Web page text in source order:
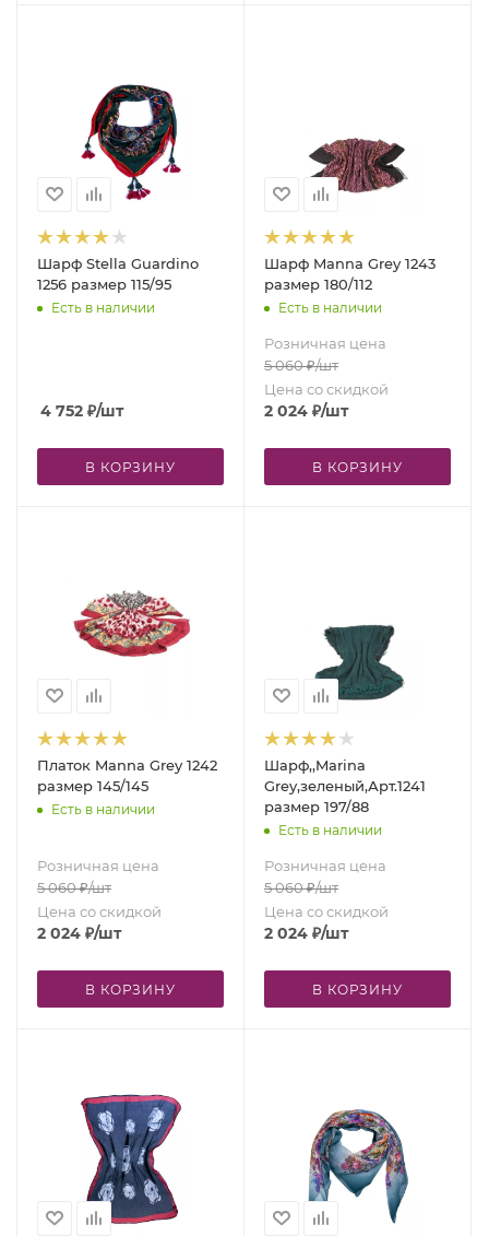
Шарф Stella Guardino
1256 размер 115/95
Есть в наличии
4 752 ₽/шт
В КОРЗИНУ
Шарф Manna Grey 1243
размер 180/112
Есть в наличии
Розничная цена
5 060₽/шт
Цена со скидкой
2 024 ₽/шт
В КОРЗИНУ
Платок Manna Grey 1242
размер 145/145
Есть в наличии
Розничная цена
5 060₽/шт
Цена со скидкой
2 024 ₽/шт
В КОРЗИНУ
Шарф,,Marina
Grey,зеленый,Арт.1241
размер 197/88
Есть в наличии
Розничная цена
5 060₽/шт
Цена со скидкой
2 024 ₽/шт
В КОРЗИНУ